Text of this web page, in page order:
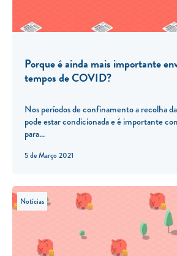
5 de Março 2021
Porque é ainda mais importante
tempos de COVID?
Nos períodos de confinamento a recolha
pode estar condicionada e é importante
para...
Notícias